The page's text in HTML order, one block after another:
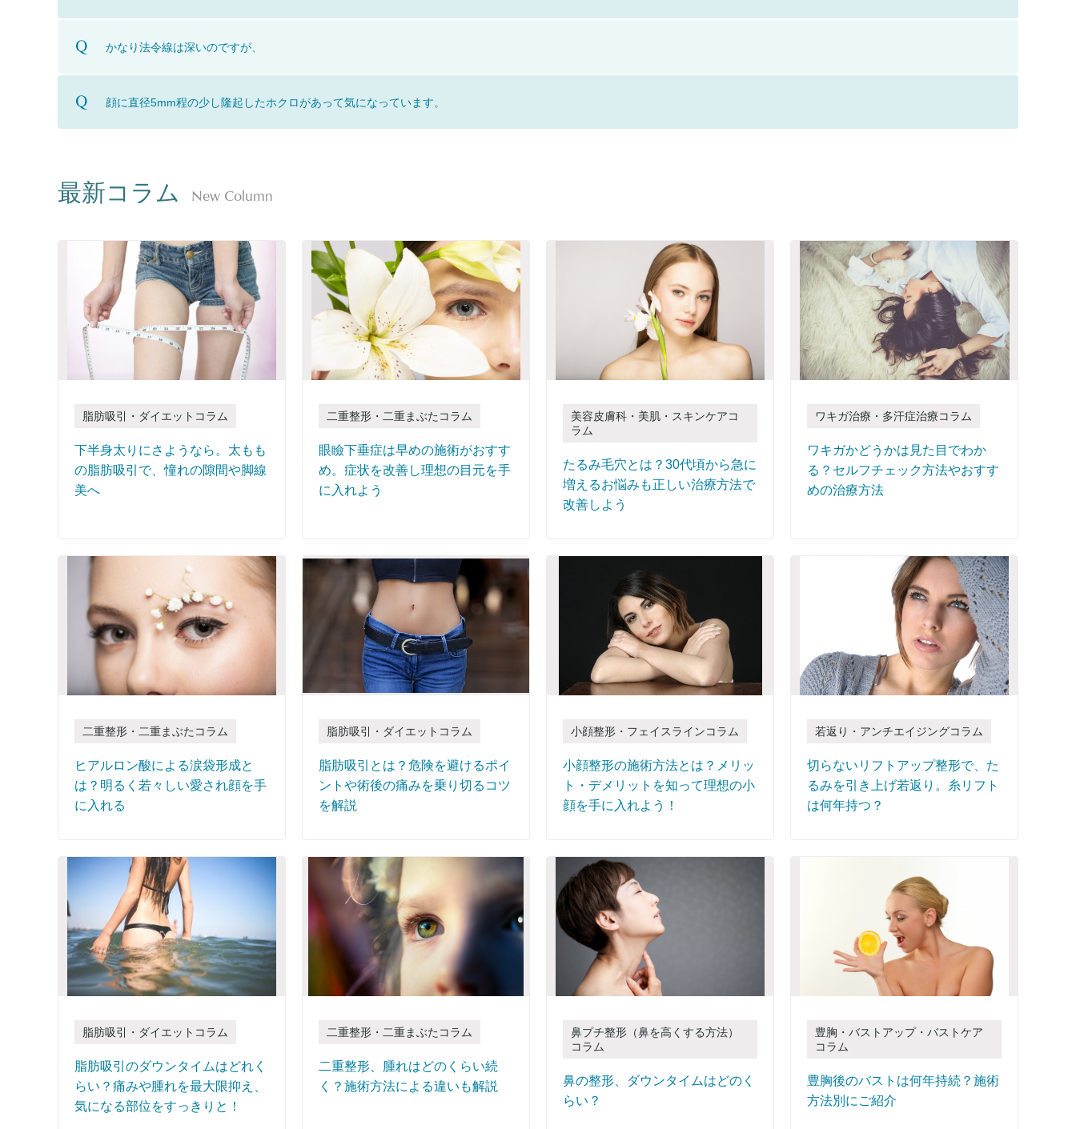
かなり法令線は深いのですが、
顔に直径5mm程の少し隆起したホクロがあって気になっています。
最新コラム New Column
脂肪吸引・ダイエットコラム
下半身太りにさようなら。太もも
の脂肪吸引で、憧れの隙間や脚線
美へ
二重整形・二重まぶたコラム
眼瞼下垂症は早めの施術がおすす
め。症状を改善し理想の目元を手
に入れよう
美容皮膚科・美肌・スキンケアコ
ラム
たるみ毛穴とは？30代頃から急に
増えるお悩みも正しい治療方法で
改善しよう
ワキガ治療・多汗症治療コラム
ワキガかどうかは見た目でわか
る？セルフチェック方法やおすす
めの治療方法
二重整形・二重まぶたコラム
ヒアルロン酸による涙袋形成と
は？明るく若々しい愛され顔を手
に入れる
脂肪吸引・ダイエットコラム
脂肪吸引とは？危険を避けるポイ
ントや術後の痛みを乗り切るコツ
を解説
小顔整形・フェイスラインコラム
小顔整形の施術方法とは？メリッ
ト・デメリットを知って理想の小
顔を手に入れよう！
若返り・アンチエイジングコラム
切らないリフトアップ整形で、た
るみを引き上げ若返り。糸リフト
は何年持つ？
脂肪吸引・ダイエットコラム
脂肪吸引のダウンタイムはどれく
らい？痛みや腫れを最大限抑え、
気になる部位をすっきりと！
二重整形・二重まぶたコラム
二重整形、腫れはどのくらい続
く？施術方法による違いも解説
鼻プチ整形（鼻を高くする方法）
コラム
鼻の整形、ダウンタイムはどのく
らい？
豊胸・バストアップ・バストケア
コラム
豊胸後のバストは何年持続？施術
方法別にご紹介